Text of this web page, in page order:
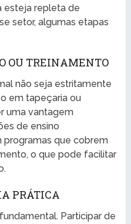
esteja repleta de
setor, algumas etapas
OU TREINAMENTO
não seja estritamente
em tapeçaria ou
uma vantagem
de ensino
que cobrem
o que pode facilitar
PRÁTICA
Participar de